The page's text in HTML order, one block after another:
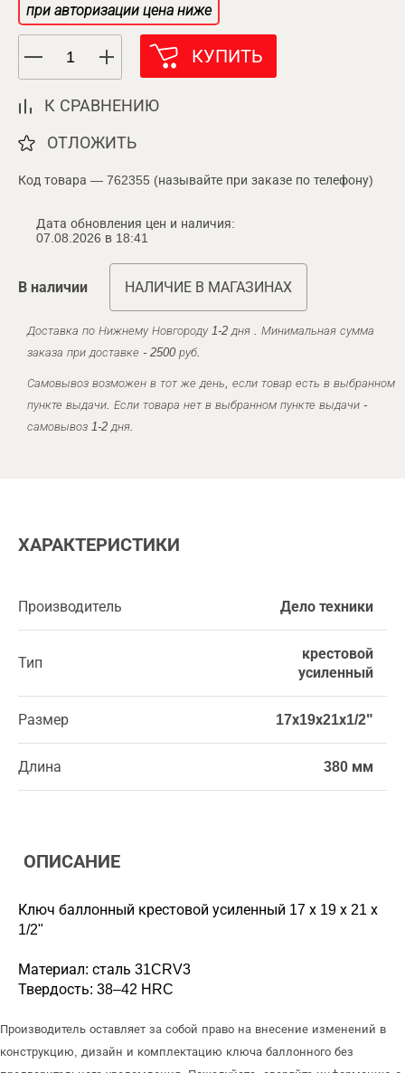
при авторизации цена ниже
КУПИТЬ
К СРАВНЕНИЮ
ОТЛОЖИТЬ
Код товара — 762355 (называйте при заказе по телефону)
Дата обновления цен и наличия:
07.08.2026 в 18:41
В наличии НАЛИЧИЕ В МАГАЗИНАХ
Доставка по Нижнему Новгороду 1-2 дня . Минимальная сумма
заказа при доставке - 2500 руб.
Самовывоз возможен в тот же день, если товар есть в выбранном
пункте выдачи. Если товара нет в выбранном пункте выдачи -
самовывоз 1-2 дня.
ХАРАКТЕРИСТИКИ
Производитель Дело техники
Тип
крестовой
усиленный
Размер 17х19х21х1/2"
Длина 380 мм
ОПИСАНИЕ
Ключ баллонный крестовой усиленный 17 х 19 х 21 х
1/2"
Материал: сталь 31CRV3
Твердость: 38–42 HRC
Производитель оставляет за собой право на внесение изменений в
конструкцию, дизайн и комплектацию ключа баллонного без